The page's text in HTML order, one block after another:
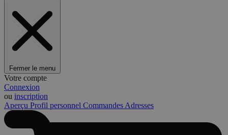
Fermer le menu
Votre compte
Connexion
ou inscription
Aperçu Profil personnel Commandes Adresses